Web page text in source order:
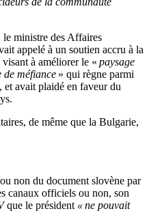
le ministre des Affaires
appelé à un soutien accru à la
à améliorer le « paysage
de méfiance » qui règne parmi
et avait plaidé en faveur du
de même que la Bulgarie,
non du document slovène par
canaux officiels ou non, son
que le président « ne pouvait